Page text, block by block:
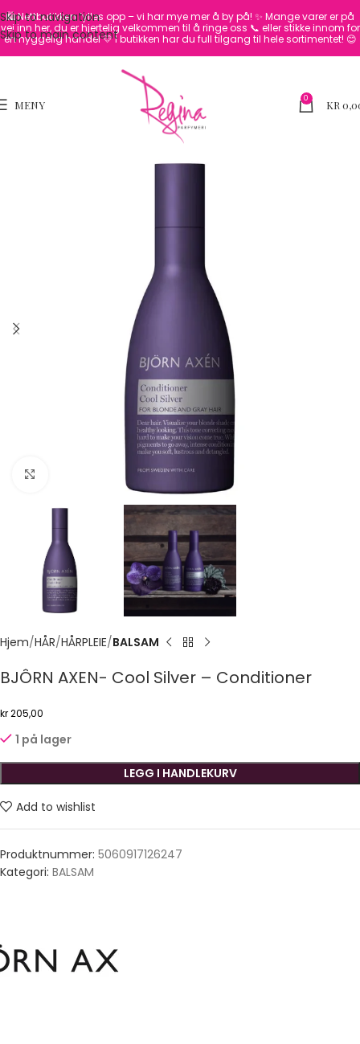
Skip to navigation
Skip to main content
🛍️ Nettbutikken fylles opp – vi har mye mer å by på! ✨ Mange varer er på
vei inn her, du er hjertelig velkommen til å ringe oss 📞 eller stikke innom for
en hyggelig handel 💛I butikken har du full tilgang til hele sortimentet! 😊
MENY 0 KR
Hjem HÅR HÅRPLEIE BALSAM
BJÔRN AXEN- Cool Silver – Conditioner
kr205,00
1 på lager
LEGG I HANDLEKURV
Add to wishlist
Produktnummer: 5060917126247
Kategori: BALSAM